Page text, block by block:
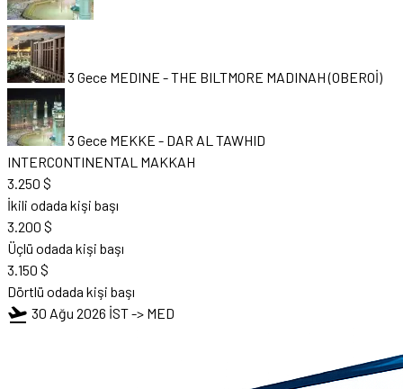
3 Gece MEDINE -THE BILTMORE MADINAH (OBEROİ)
3 Gece MEKKE - DAR AL TAWHID
INTERCONTINENTAL MAKKAH
3.250 $
İkili odada kişi başı
3.200 $
Üçlü odada kişi başı
3.150 $
Dörtlü odada kişi başı
flight_takeoff 30 Ağu 2026 İST -> MED